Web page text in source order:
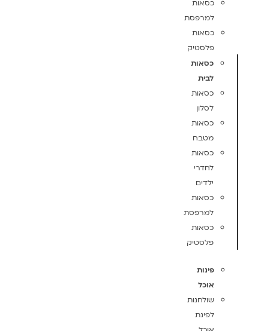
כסאות
למרפסת
כסאות
פלסטיק
כסאות
לבית
כסאות
לסלון
כסאות
מטבח
כסאות
לחדרי
ילדים
כסאות
למרפסת
כסאות
פלסטיק
פינות
אוכל
שולחנות
לפינת